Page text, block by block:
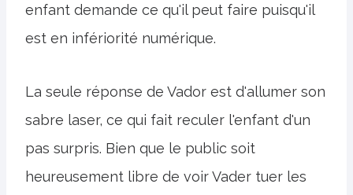
enfant demande ce qu'il peut faire puisqu'il
est en infériorité numérique.
La seule réponse de Vador est d'allumer son
sabre laser, ce qui fait reculer l'enfant d'un
pas surpris. Bien que le public soit
heureusement libre de voir Vader tuer les